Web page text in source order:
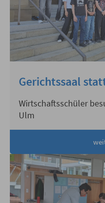
Gerichtssaal
Wirtschaftsschüler
Ulm